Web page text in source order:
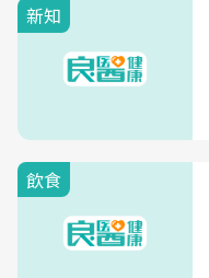
新知
飲食